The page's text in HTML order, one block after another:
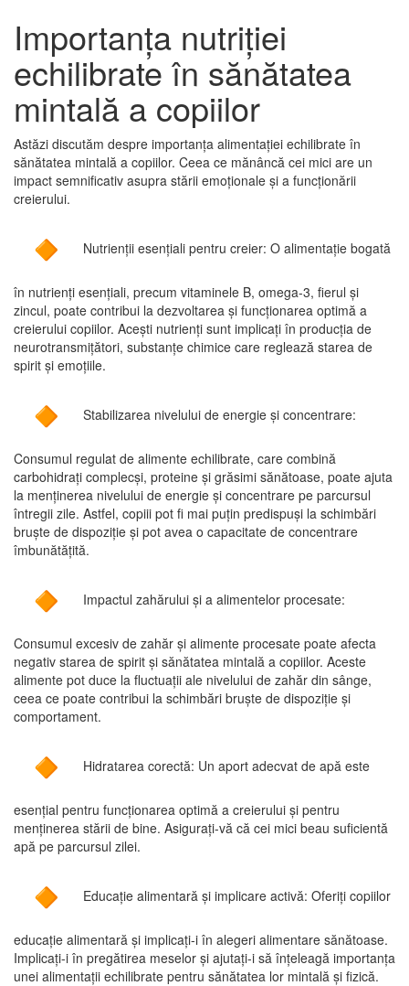
Importanța nutriției
echilibrate în sănătatea
mintală a copiilor
Astăzi discutăm despre importanța alimentației echilibrate în
sănătatea mintală a copiilor. Ceea ce mănâncă cei mici are un
impact semnificativ asupra stării emoționale și a funcționării
creierului.
Nutrienții esențiali pentru creier: O alimentație bogată
în nutrienți esențiali, precum vitaminele B, omega-3, fierul și
zincul, poate contribui la dezvoltarea și funcționarea optimă a
creierului copiilor. Acești nutrienți sunt implicați în producția de
neurotransmițători, substanțe chimice care reglează starea de
spirit și emoțiile.
Stabilizarea nivelului de energie și concentrare:
Consumul regulat de alimente echilibrate, care combină
carbohidrați complecși, proteine și grăsimi sănătoase, poate ajuta
la menținerea nivelului de energie și concentrare pe parcursul
întregii zile. Astfel, copiii pot fi mai puțin predispuși la schimbări
bruște de dispoziție și pot avea o capacitate de concentrare
îmbunătățită.
Impactul zahărului și a alimentelor procesate:
Consumul excesiv de zahăr și alimente procesate poate afecta
negativ starea de spirit și sănătatea mintală a copiilor. Aceste
alimente pot duce la fluctuații ale nivelului de zahăr din sânge,
ceea ce poate contribui la schimbări bruște de dispoziție și
comportament.
Hidratarea corectă: Un aport adecvat de apă este
esențial pentru funcționarea optimă a creierului și pentru
menținerea stării de bine. Asigurați-vă că cei mici beau suficientă
apă pe parcursul zilei.
Educație alimentară și implicare activă: Oferiți copiilor
educație alimentară și implicați-i în alegeri alimentare sănătoase.
Implicați-i în pregătirea meselor și ajutați-i să înțeleagă importanța
unei alimentații echilibrate pentru sănătatea lor mintală și fizică.